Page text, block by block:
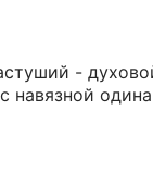
-
навязной